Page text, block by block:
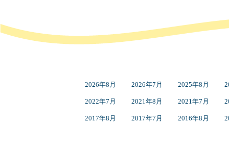
2026年8月 2026年7月 2025年8月
2022年7月 2021年8月 2021年7月
2017年8月 2017年7月 2016年8月